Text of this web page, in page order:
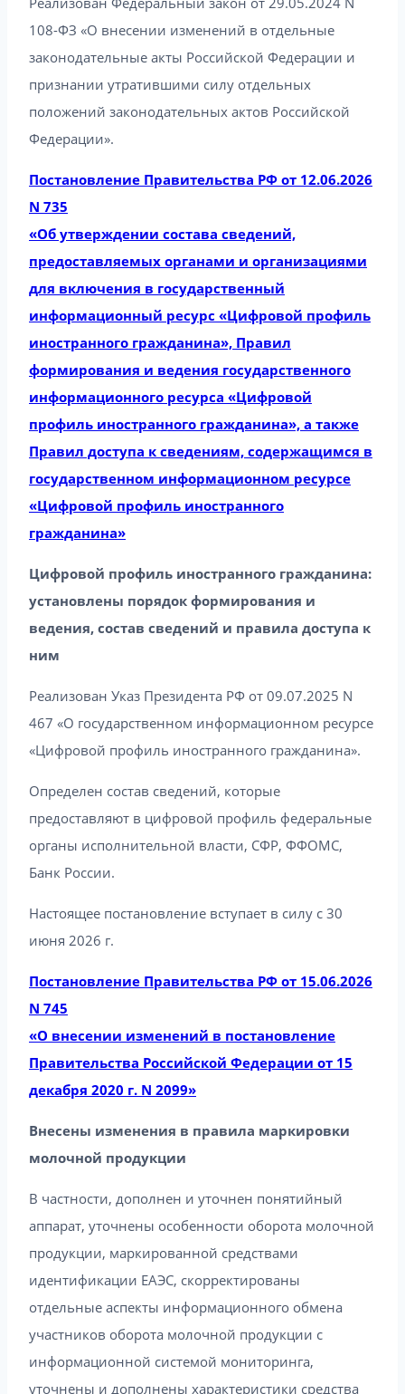
108-ФЗ «О внесении изменений в отдельные
законодательные акты Российской Федерации и
признании утратившими силу отдельных
положений законодательных актов Российской
Федерации».
Постановление Правительства РФ от 12.06.2026
N 735
«Об утверждении состава сведений,
предоставляемых органами и организациями
для включения в государственный
информационный ресурс «Цифровой профиль
иностранного гражданина», Правил
формирования и ведения государственного
информационного ресурса «Цифровой
профиль иностранного гражданина», а также
Правил доступа к сведениям, содержащимся в
государственном информационном ресурсе
«Цифровой профиль иностранного
гражданина»
Цифровой профиль иностранного гражданина:
установлены порядок формирования и
ведения, состав сведений и правила доступа к
ним
Реализован Указ Президента РФ от 09.07.2025 N
467 «О государственном информационном ресурсе
«Цифровой профиль иностранного гражданина».
Определен состав сведений, которые
предоставляют в цифровой профиль федеральные
органы исполнительной власти, СФР, ФФОМС,
Банк России.
Настоящее постановление вступает в силу с 30
июня 2026 г.
Постановление Правительства РФ от 15.06.2026
N 745
«О внесении изменений в постановление
Правительства Российской Федерации от 15
декабря 2020 г. N 2099»
Внесены изменения в правила маркировки
молочной продукции
В частности, дополнен и уточнен понятийный
аппарат, уточнены особенности оборота молочной
продукции, маркированной средствами
идентификации ЕАЭС, скорректированы
отдельные аспекты информационного обмена
участников оборота молочной продукции с
информационной системой мониторинга,
уточнены и дополнены характеристики средства